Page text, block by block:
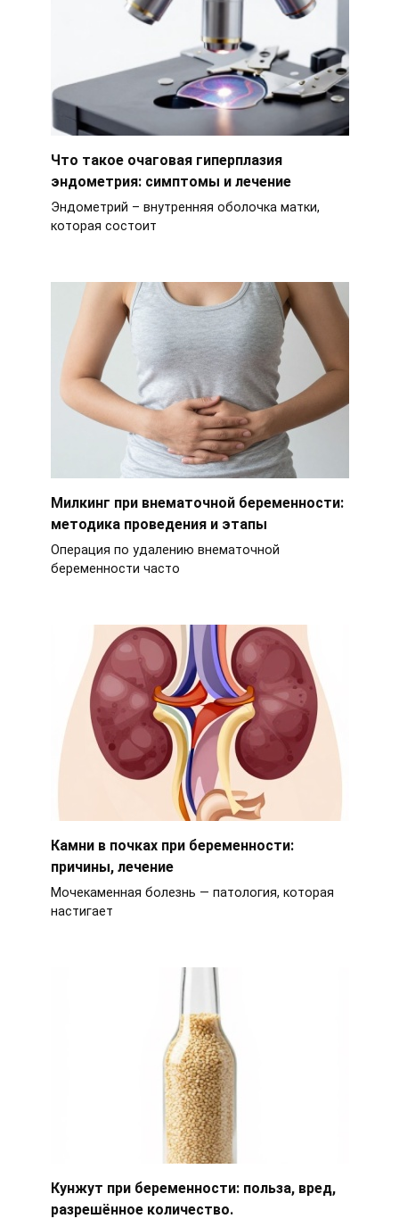
Что такое очаговая гиперплазия
эндометрия: симптомы и лечение
Эндометрий – внутренняя оболочка матки,
которая состоит
Милкинг при внематочной беременности:
методика проведения и этапы
Операция по удалению внематочной
беременности часто
Камни в почках при беременности:
причины, лечение
Мочекаменная болезнь — патология, которая
настигает
Кунжут при беременности: польза, вред,
разрешённое количество.